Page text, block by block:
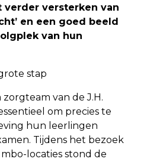
verder versterken van
en een goed beeld
van hun
stap
van de J.H.
om precies te
hun leerlingen
Tijdens het bezoek
locaties stond de